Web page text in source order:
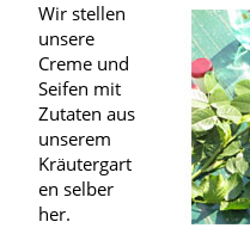
Wir stellen
unsere
Creme und
Seifen mit
Zutaten aus
unserem
Kräutergart
en selber
her.